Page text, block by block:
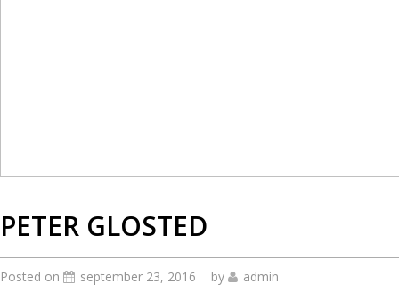
PETER GLOSTED
Posted on september 23, 2016 by admin